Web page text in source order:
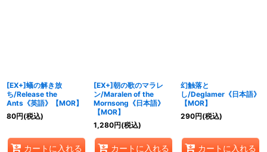
[EX+]蟻の解き放
ち/Release the
Ants《英語》【MOR】
80円(税込)
カートに入れる
[EX+]朝の歌のマラレ
ン/Maralen of the
Mornsong《日本語》
【MOR】
1,280円(税込)
カートに入れる
幻触落と
し/Deglamer《日本語》
【MOR】
290円(税込)
カートに入れる